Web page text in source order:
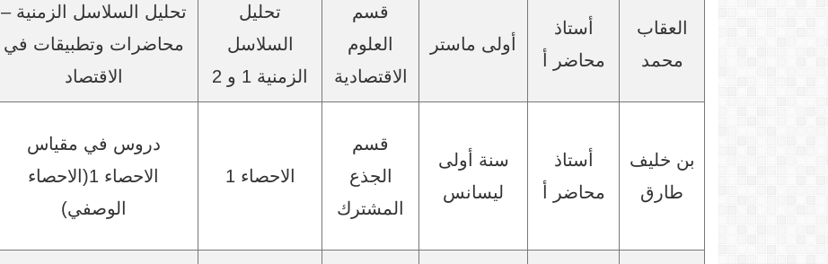
العقاب
محمد
أستاذ
محاضر أ
أولى ماستر
قسم
العلوم
الاقتصادية
تحليل
السلاسل
الزمنية 1 و 2
تحليل السلاسل الزمنية –
محاضرات وتطبيقات في
الاقتصاد
بن خليف
طارق
أستاذ
محاضر أ
سنة أولى
ليسانس
قسم
الجذع
المشترك
الاحصاء 1
دروس في مقياس
الاحصاء 1(الاحصاء
الوصفي)